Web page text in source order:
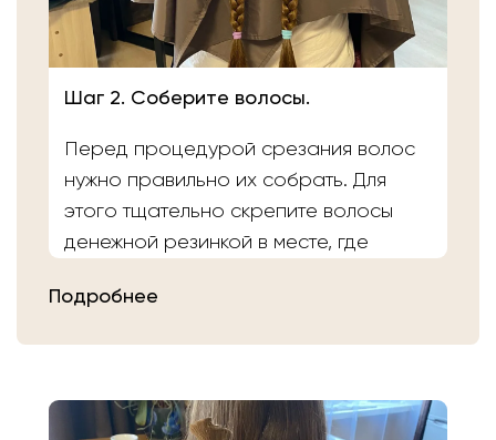
Шаг 2. Соберите волосы.
Перед процедурой срезания волос
нужно правильно их собрать. Для
этого тщательно скрепите волосы
денежной резинкой в месте, где
Подробнее